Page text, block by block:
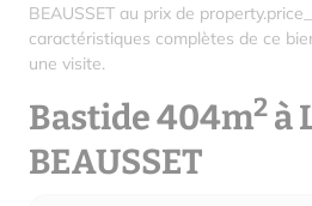
BEAUSSET au prix de
caractéristiques complètes de ce
une visite.
Bastide 404m2 à
BEAUSSET